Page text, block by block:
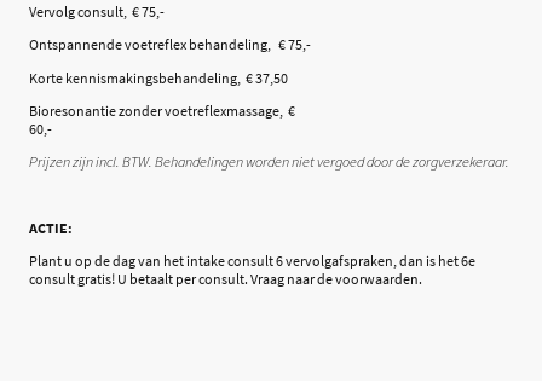
Vervolg consult, € 75,-
Ontspannende voetreflex behandeling, € 75,-
Korte kennismakingsbehandeling, € 37,50
Bioresonantie zonder voetreflexmassage, €
60,-
Prijzen zijn incl. BTW. Behandelingen worden niet vergoed door de zorgverzekeraar.
ACTIE:
Plant u op de dag van het intake consult 6 vervolgafspraken, dan is het 6e
consult gratis! U betaalt per consult. Vraag naar de voorwaarden.